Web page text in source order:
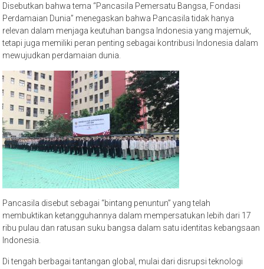
Disebutkan bahwa tema “Pancasila Pemersatu Bangsa, Fondasi
Perdamaian Dunia” menegaskan bahwa Pancasila tidak hanya
relevan dalam menjaga keutuhan bangsa Indonesia yang majemuk,
tetapi juga memiliki peran penting sebagai kontribusi Indonesia dalam
mewujudkan perdamaian dunia.
Pancasila disebut sebagai “bintang penuntun” yang telah
membuktikan ketangguhannya dalam mempersatukan lebih dari 17
ribu pulau dan ratusan suku bangsa dalam satu identitas kebangsaan
Indonesia.
Di tengah berbagai tantangan global, mulai dari disrupsi teknologi